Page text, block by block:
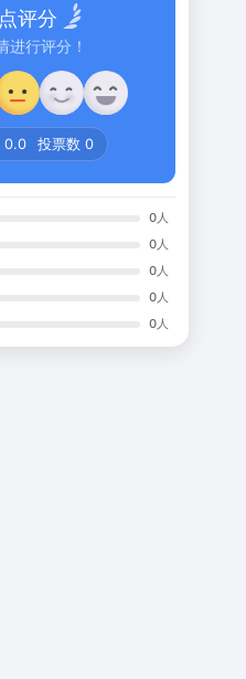
评分
进行评分！
0.0投票数 0
0人
0人
0人
0人
0人